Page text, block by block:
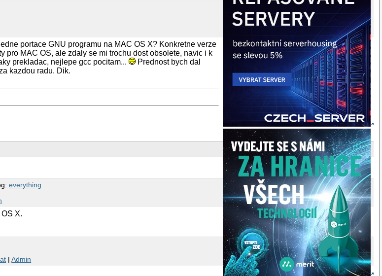
portace GNU programu na MAC OS X? Konkretne verze
pro MAC OS, ale zdaly se mi trochu dost obsolete, navic i k
prekladac, nejlepe gcc pocitam...
Prednost bych dal
kazdou radu. Dik.
everything
X.
|Admin